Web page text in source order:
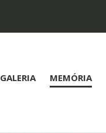
GALERIA MEMÓRIA